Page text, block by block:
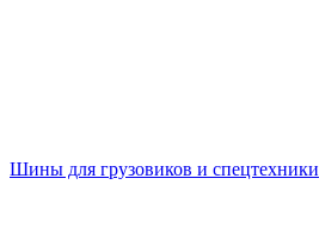
Шины для грузовиков и спецтехники